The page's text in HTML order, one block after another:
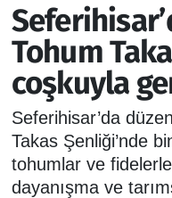
Tohum
coşkuyla
Seferihisar’da
Takas Şenliği’nde
tohumlar ve
dayanışma ve
GENEL
EKONOMİ
SİYASET
SPOR
İzmir Trafik
Puan Durumu
Tüm Manşetler
Son Dakika